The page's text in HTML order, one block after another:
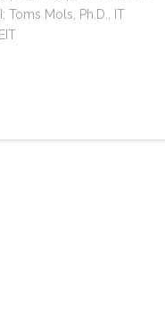
Toms Mols, Ph.D., IT